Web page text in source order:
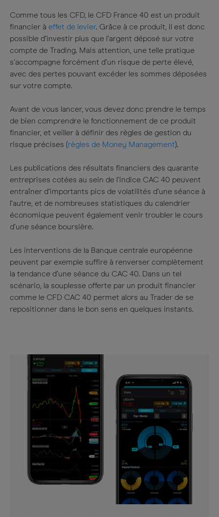
Comme tous les CFD, le CFD France 40 est un produit
financier à effet de levier. Grâce à ce produit, il est donc
possible d’investir plus que l’argent déposé sur votre
compte de Trading. Mais attention, une telle pratique
s’accompagne forcément d’un risque de perte élevé,
avec des pertes pouvant excéder les sommes déposées
sur votre compte.
Avant de vous lancer, vous devez donc prendre le temps
de bien comprendre le fonctionnement de ce produit
financier, et veiller à définir des règles de gestion du
risque précises (règles de Money Management).
Les publications des résultats financiers des quarante
entreprises cotées au sein de l’indice CAC 40 peuvent
entraîner d’importants pics de volatilités d’une séance à
l’autre, et de nombreuses statistiques du calendrier
économique peuvent également venir troubler le cours
d’une séance boursière.
Les interventions de la Banque centrale européenne
peuvent par exemple suffire à renverser complètement
la tendance d’une séance du CAC 40. Dans un tel
scénario, la souplesse offerte par un produit financier
comme le CFD CAC 40 permet alors au Trader de se
repositionner dans le bon sens en quelques instants.